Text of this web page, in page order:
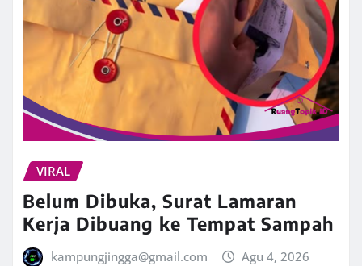
VIRAL
Belum Dibuka, Surat Lamaran
Kerja Dibuang ke Tempat Sampah
kampungjingga@gmail.com Agu 4, 2026